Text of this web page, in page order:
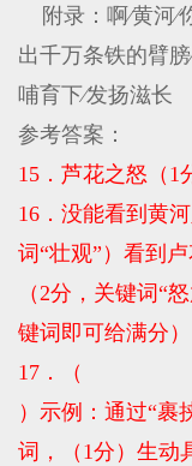
附录：啊∕黄河∕
出千万条铁的臂
哺育下∕发扬滋长
参考答案：
15．芦花之怒（1
16．没能看到黄
词“壮观”）看到
（2分，关键词“
键词即可给满分）
17．（
）示例：通过“裹
词，（1分）生动